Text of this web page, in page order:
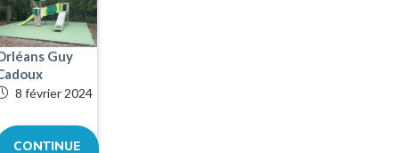
Guy
8 février 2024
CONTINUE